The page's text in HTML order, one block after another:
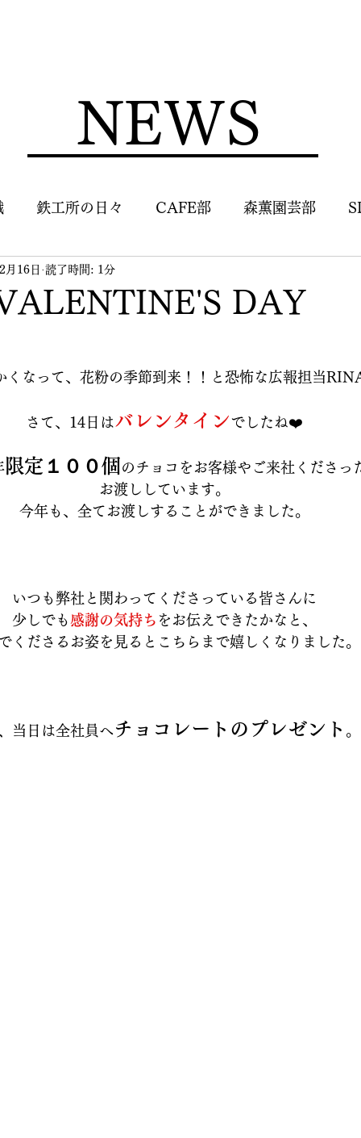
NEWS
鉄工所の日々 CAFE部 森薫園芸部
DAY
月16日 読了時間: 1分
くなって、花粉の季節到来！！と恐怖な広報担当
さて、14日は バレンタインでしたね❤️
限定１００個のチョコをお客様やご来社くださっ
お渡ししています。
今年も、全てお渡しすることができました。
いつも弊社と関わってくださっている皆さんに
少しでも感謝の気持ち をお伝えできたかなと、
くださるお姿を見るとこちらまで嬉しくなりました。
当日は全社員へチョコレートのプレゼント